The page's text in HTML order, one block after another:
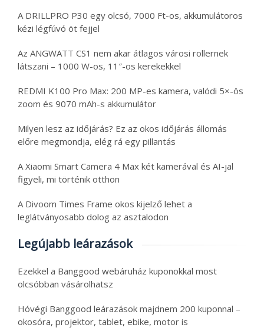
A DRILLPRO P30 egy olcsó, 7000 Ft-os, akkumulátoros
kézi légfúvó öt fejjel
Az ANGWATT CS1 nem akar átlagos városi rollernek
látszani – 1000 W-os, 11″-os kerekekkel
REDMI K100 Pro Max: 200 MP-es kamera, valódi 5×-ös
zoom és 9070 mAh-s akkumulátor
Milyen lesz az időjárás? Ez az okos időjárás állomás
előre megmondja, elég rá egy pillantás
A Xiaomi Smart Camera 4 Max két kamerával és AI-jal
figyeli, mi történik otthon
A Divoom Times Frame okos kijelző lehet a
leglátványosabb dolog az asztalodon
Legújabb leárazások
Ezekkel a Banggood webáruház kuponokkal most
olcsóbban vásárolhatsz
Hóvégi Banggood leárazások majdnem 200 kuponnal –
okosóra, projektor, tablet, ebike, motor is